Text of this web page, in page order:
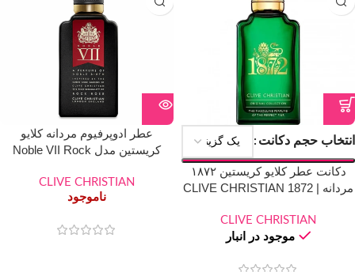
انتخاب حجم دکانت
دکانت عطر کلایو کریستین ۱۸۷۲
مردانه | CLIVE CHRISTIAN 1872
CLIVE CHRISTIAN
موجود در انبار
عطر ادوپرفیوم مردانه کلایو
کریستین مدل Noble VII Rock
CLIVE CHRISTIAN
ناموجود